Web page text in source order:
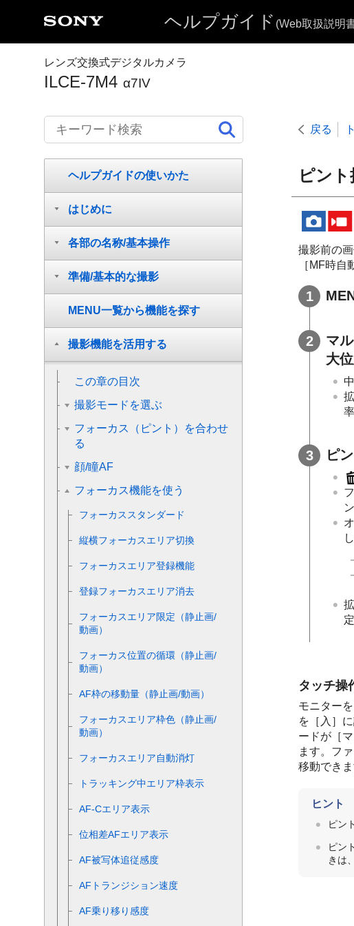
ヘルプガイド (Web取扱説明
レンズ交換式デジタルカメラ
ILCE-7M4 α7IV
戻る
ピント
撮影前の
［MF時自
マ
大
率
ピ
タッチ操
モニター
を ［入］
ードが ［
ます。フ
移動でき
ヒント
ピン
ピン
きは
ヘルプガイドの使いかた
はじめに
各部の名称/基本操作
準備/基本的な撮影
MENU一覧から機能を探す
撮影機能を活用する
この章の目次
撮影モードを選ぶ
フォーカス（ピント）を合わせ
る
顔/瞳AF
フォーカス機能を使う
フォーカススタンダード
縦横フォーカスエリア切換
フォーカスエリア登録機能
登録フォーカスエリア消去
フォーカスエリア限定 （静止画/
動画）
フォーカス位置の循環 （静止画/
動画）
AF枠の移動量 （静止画/動画）
フォーカスエリア枠色 （静止画/
動画）
フォーカスエリア自動消灯
トラッキング中エリア枠表示
AF-Cエリア表示
位相差AFエリア表示
AF被写体追従感度
AFトランジション速度
AF乗り移り感度